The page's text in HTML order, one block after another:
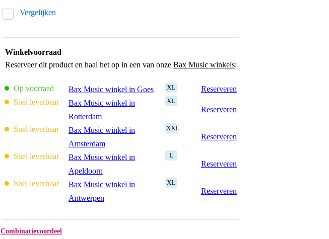
Vergelijken
Winkelvoorraad
Reserveer dit product en haal het op in een van onze Bax Music winkels:
Op voorraad Bax Music winkel in Goes XL
Reserveren
Snel leverbaar
Bax Music winkel in
Rotterdam
XL
Reserveren
Snel leverbaar
Bax Music winkel in
Amsterdam
XXL
Reserveren
Snel leverbaar
Bax Music winkel in
Apeldoorn
L
Reserveren
Snel leverbaar
Bax Music winkel in
Antwerpen
XL
Reserveren
Combinatievoordeel